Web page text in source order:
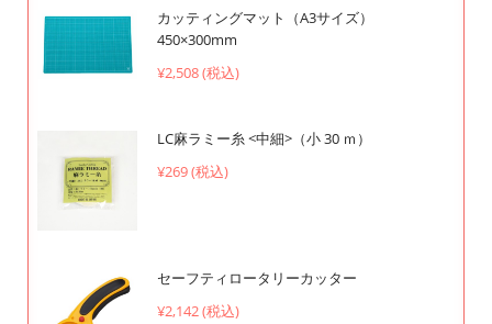
カッティングマット（A3サイズ）
450×300mm
¥2,508 (税込)
LC麻ラミー糸 <中細>（小 30 ｍ）
¥269 (税込)
セーフティロータリーカッター
¥2,142 (税込)